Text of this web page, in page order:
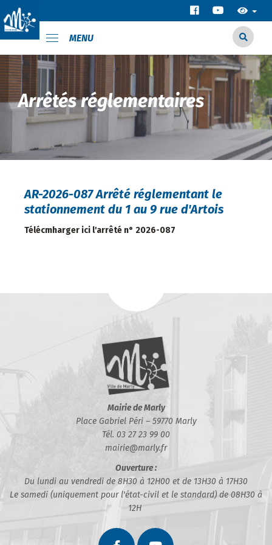
MENU
Arrêtés réglementaires
AR-2026-087 Arrêté réglementant le
stationnement du 1 au 9 rue d'Artois
Télécmharger ici l'arrêté n° 2026-087
Mairie de Marly
Place Gabriel Péri – 59770 Marly
Tél. 03 27 23 99 00
mairie@marly.fr
Ouverture :
Du lundi au vendredi de 8H30 à 12H00 et de 13H30 à 17H30
Le samedi (uniquement pour l'état-civil et le standard) de 08H30 à
12H